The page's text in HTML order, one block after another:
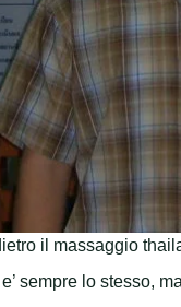
il massaggio
sempre lo stesso,